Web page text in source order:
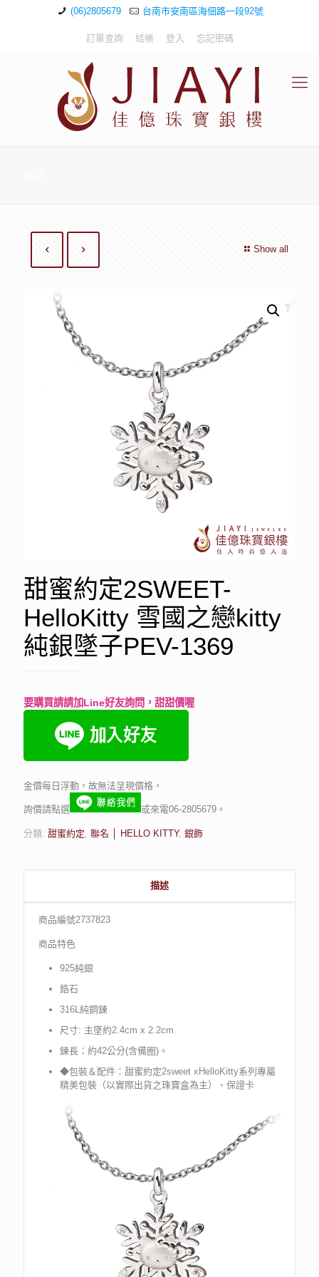
(06)2805679 台南市安南區海佃路一段92號
訂單查詢 結帳 登入 忘記密碼
Show all
甜蜜約定2SWEET-
HelloKitty 雪國之戀kitty
純銀墜子PEV-1369
要購買請請加Line好友詢問，甜甜價喔
金價每日浮動，故無法呈現價格，
詢價請點選 或來電06-2805679。
分類: 甜蜜約定 聯名 │ HELLO KITTY, 銀飾
描述
商品編號2737823
商品特色
925純銀
鋯石
316L純鋼鍊
尺寸: 主墜約2.4cm x 2.2cm
鍊長：約42公分(含備圈)。
◆包裝＆配件：甜蜜約定2sweet xHelloKitty系列專屬
精美包裝（以實際出貨之珠寶盒為主）、保證卡